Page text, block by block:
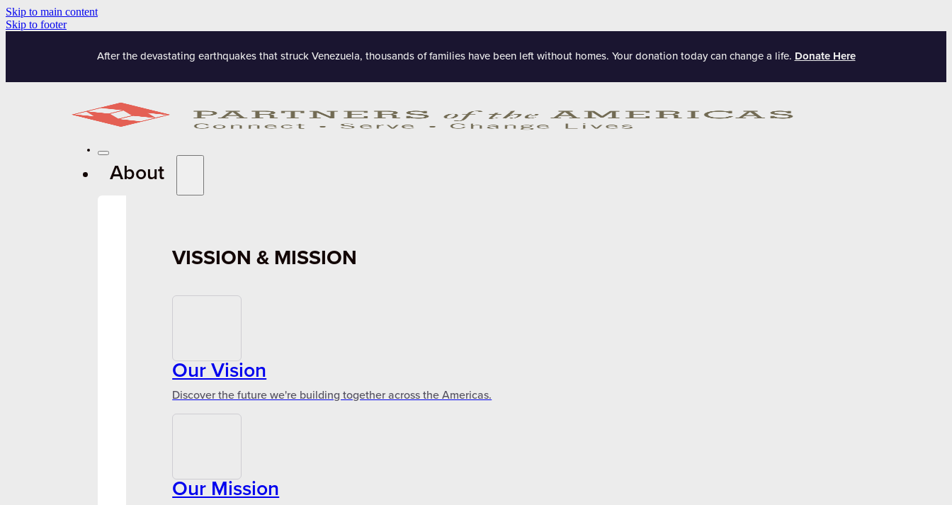
Skip to main content
Skip to footer
After the devastating earthquakes that struck Venezuela, thousands of families have been left without homes. Your donation today can change a life. Donate Here
About
VISSION & MISSION
Our Vision
Discover the future we're building together across the Americas.
Our Mission